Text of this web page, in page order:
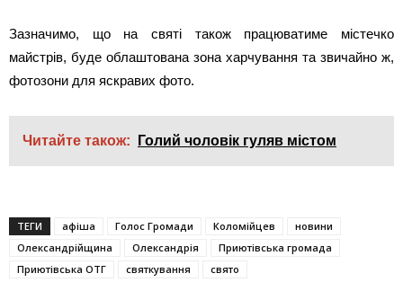
Зазначимо, що на святі також працюватиме містечко
майстрів, буде облаштована зона харчування та звичайно ж,
фотозони для яскравих фото.
Читайте також: Голий чоловік гуляв містом
ТЕГИ афіша Голос Громади Коломійцев
новини
Олександрійщина
Олександрія
Приютівська громада
Приютівська ОТГ
святкування свято